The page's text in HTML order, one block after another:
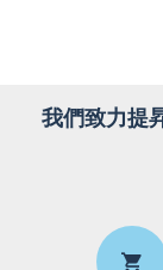
我們致力提